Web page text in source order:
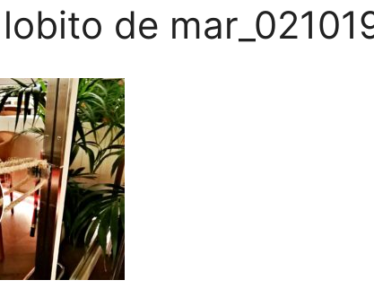
de